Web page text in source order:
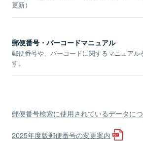
更新）
郵便番号・バーコードマニュアル
郵便番号や、バーコードに関するマニュアル
す。
郵便番号検索に使用されているデータに
2025年度版郵便番号の変更案内